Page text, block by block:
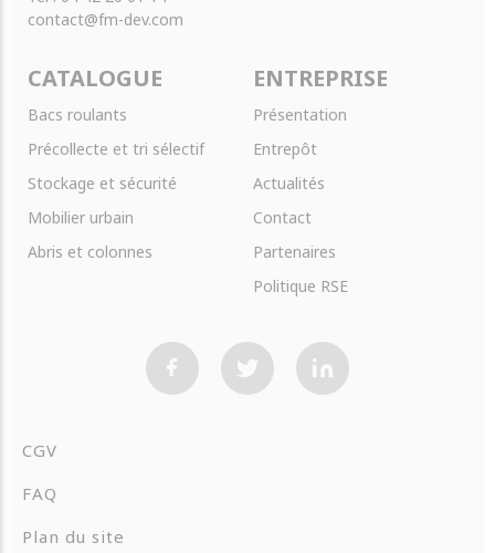
contact@fm-dev.com
CATALOGUE
Bacs roulants
Précollecte et tri sélectif
Stockage et sécurité
Mobilier urbain
Abris et colonnes
ENTREPRISE
Présentation
Entrepôt
Actualités
Contact
Partenaires
Politique RSE
CGV
FAQ
Plan du site